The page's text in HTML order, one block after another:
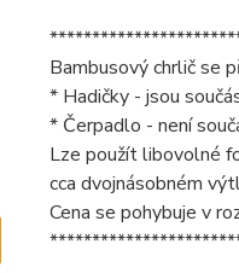
Bambusový chrlič se
* Hadičky - jsou
* Čerpadlo - není
Lze použít libovolné
cca dvojnásobném
Cena se pohybuje v